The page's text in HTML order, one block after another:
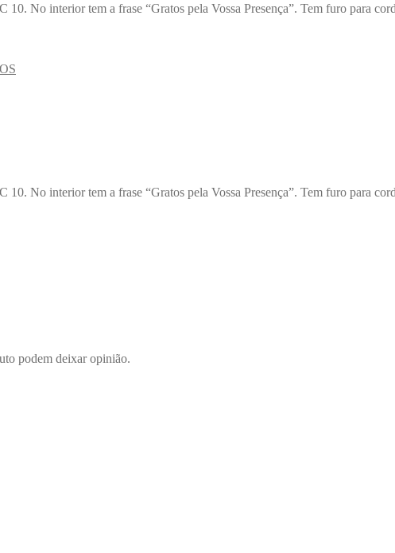
No interior tem a frase “Gratos pela Vossa Presença”. Tem furo para
No interior tem a frase “Gratos pela Vossa Presença”. Tem furo para
podem deixar opinião.